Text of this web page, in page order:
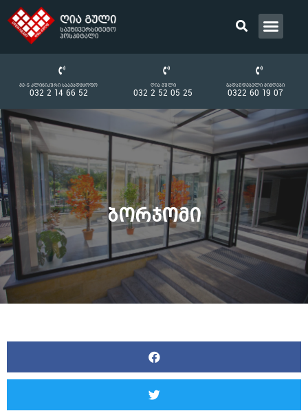
Მე-5 Კლინიკური Საავადმყოფო
032 2 14 66 52
Ღია Გული
032 2 52 05 25
Გადაუდებელი Მიმღები
0322 60 19 07
Ბორჯომი